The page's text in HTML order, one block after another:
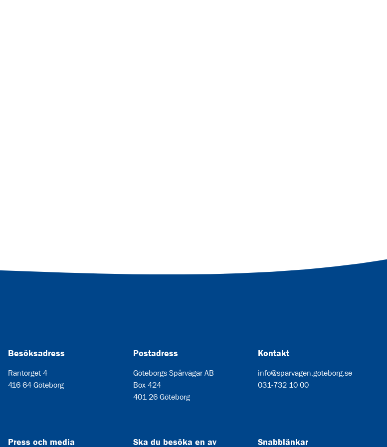
Besöksadress
Rantorget 4
416 64 Göteborg
Postadress
Göteborgs Spårvägar AB
Box 424
401 26 Göteborg
Kontakt
info@sparvagen.goteborg.se
031-732 10 00
Press och media Ska du besöka en av Snabblänkar